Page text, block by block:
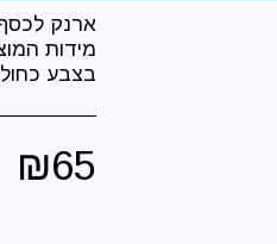
בצבע כחול
₪65